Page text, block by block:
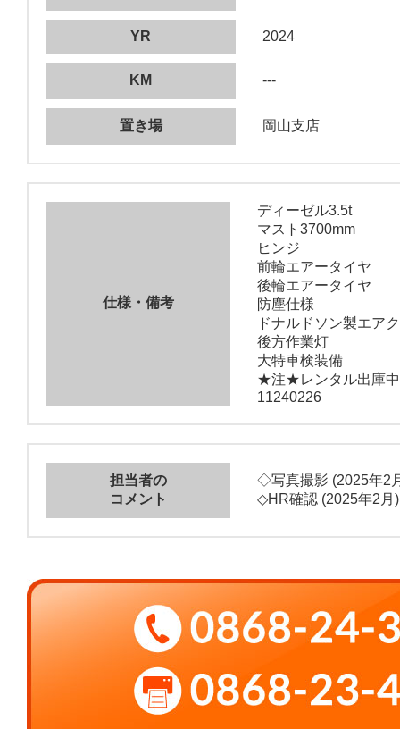
YR 2024
KM ---
置き場 岡山支店
仕様・備考
ディーゼル3.5t
マスト3700mm
ヒンジ
前輪エアータイヤ
後輪エアータイヤ
防塵仕様
ドナルドソン製エア
後方作業灯
大特車検装備
★注★レンタル出庫中
11240226
担当者の
コメント
◇写真撮影 (2025年2
◇HR確認 (2025年2月)